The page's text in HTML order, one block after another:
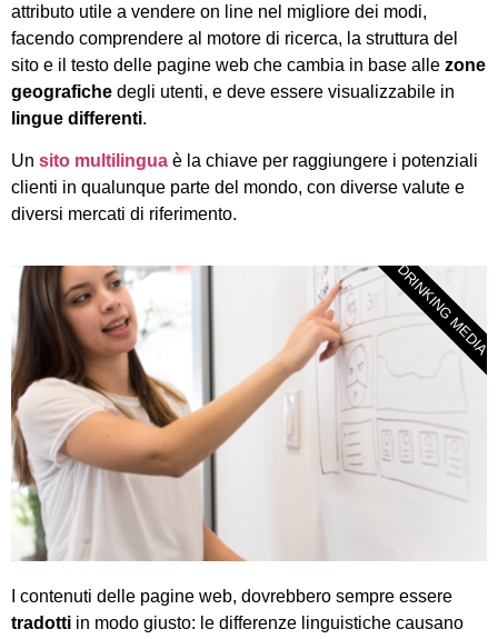
attributo utile a vendere on line nel migliore dei modi,
facendo comprendere al motore di ricerca, la struttura del
sito e il testo delle pagine web che cambia in base alle zone
geografiche degli utenti, e deve essere visualizzabile in
lingue differenti.
Un sito multilingua è la chiave per raggiungere i potenziali
clienti in qualunque parte del mondo, con diverse valute e
diversi mercati di riferimento.
DRINKING MEDIA
I contenuti delle pagine web, dovrebbero sempre essere
tradotti in modo giusto: le differenze linguistiche causano